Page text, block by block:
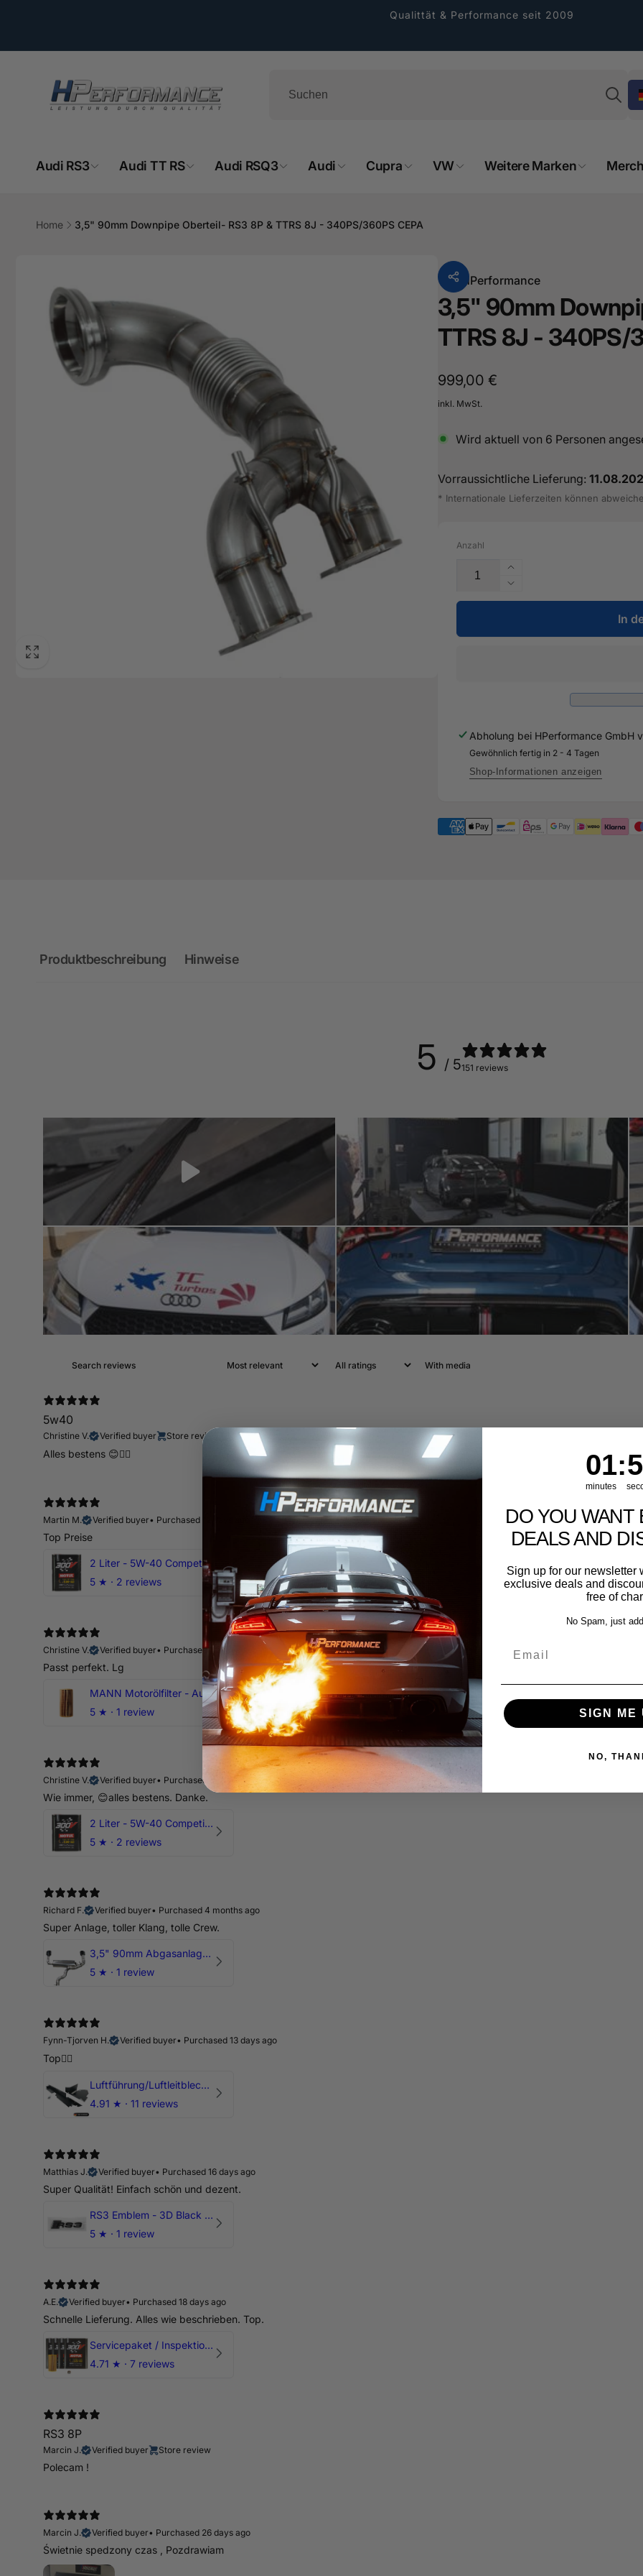
Qualittät & Performance seit 2009
Audi RS3 Audi TT RS Audi RSQ3 Audi Cupra VW Weitere Marken
Home 3,5" 90mm Downpipe Oberteil- RS3 8P & TTRS 8J - 340PS/360PS CEPA
VonHPerformance
3,5" 90mm
TTRS 8J - 340PS/
Normaler
Preis
999,00 €
inkl. MwSt.
Wird aktuell von 6 Personen
Vorraussichtliche Lieferung:
* Internationale Lieferzeiten können
Anzahl
Erhöhe
die
Menge
3,5&quot;
TTRS
8J
-
Verringere
die
für
&amp;
TTRS
8J
In
Abholung bei HPerformance GmbH
Gewöhnlich fertig in 2 - 4 Tagen
Shop-Informationen anzeigen
Produktbeschreibung Hinweise
5 / 5151 reviews
With media
5w40
Christine V. Verified buyer Store review
Alles bestens 😊👍🏻
Martin M.
Verified buyer• Purchased 12 days ago
Top Preise
2 Liter - 5W-40 Competition 300V Motul Motoröl
5 ★ · 2 reviews
Christine V.
Verified buyer• Purchased 14 days ago
Passt perfekt. Lg
MANN Motorölfilter - Audi RS3 TTRS RSQ3 VZ5 - DAZ DNW
5 ★ · 1 review
Christine V.
Verified buyer• Purchased 14 days ago
Wie immer, 😊alles bestens. Danke.
2 Liter - 5W-40 Competition 300V Motul Motoröl
5 ★ · 2 reviews
Richard F.
Verified buyer• Purchased 4 months ago
Super Anlage, toller Klang, tolle Crew.
3,5" 90mm Abgasanlage AUDI RSQ3 DNWA 2.5 TFSI
5 ★ · 1 review
Fynn-Tjorven H.
Verified buyer• Purchased 13 days ago
Top👍🏼
Luftführung/Luftleitblech 5" 125mm offene Ansaugung HPerformance
4.91 ★ · 11 reviews
Matthias J.
Verified buyer• Purchased 16 days ago
Super Qualität! Einfach schön und dezent.
RS3 Emblem - 3D Black Edition - Schwarz/Schwarz Logo Modellschriftzug
5 ★ · 1 review
A.E.
Verified buyer• Purchased 18 days ago
Schnelle Lieferung. Alles wie beschrieben. Top.
Servicepaket / Inspektionspaket 1 mit Motul 300V 5W40 - 5W50 für alle 2.5 TFSI Modelle
4.71 ★ · 7 reviews
RS3 8P
Marcin J. Verified buyer Store review
Polecam !
Marcin J.
Verified buyer• Purchased 26 days ago
Świetnie spedzony czas , Pozdrawiam
1
01
minutes
: 55
DO YOU WANT
DEALS AND
Sign up for our newsletter
exclusive deals and
free of
No Spam, just
SIGN ME
NO,